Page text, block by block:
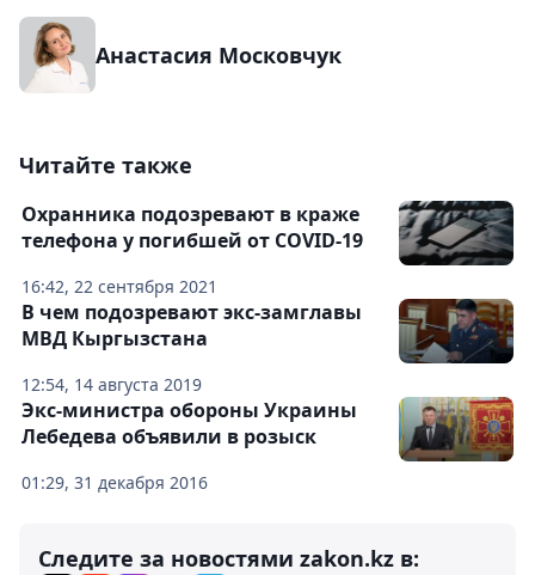
Анастасия Московчук
Читайте также
16:42, 22 сентября 2021
Охранника подозревают в краже
телефона у погибшей от COVID-19
12:54, 14 августа 2019
В чем подозревают экс-замглавы
МВД Кыргызстана
01:29, 31 декабря 2016
Экс-министра обороны Украины
Лебедева объявили в розыск
Следите за новостями zakon.kz в: